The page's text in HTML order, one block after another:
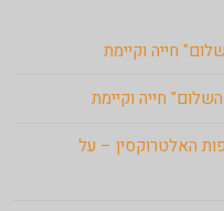
חייה וקיימת
חייה וקיימת
האלטרוקסין – על